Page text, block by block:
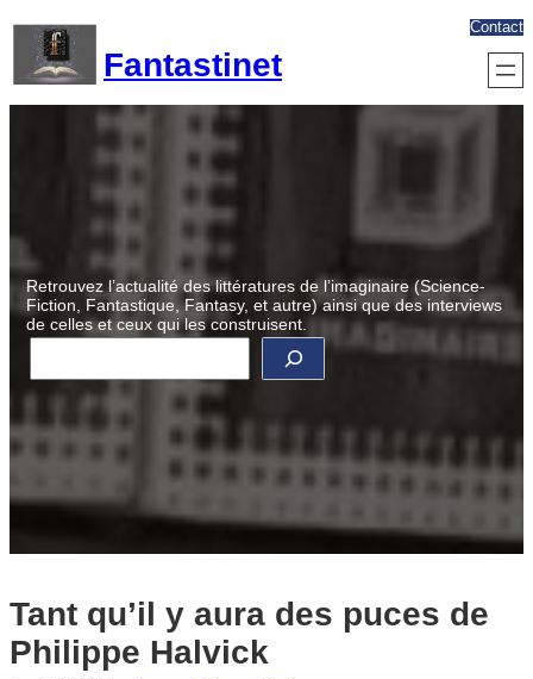
contenu
Fantastinet
Contact
Retrouvez l’actualité des littératures de l’imaginaire (Science-
Fiction, Fantastique, Fantasy, et autre) ainsi que des interviews
de celles et ceux qui les construisent.
R
c
h
e
Tant qu’il y aura des puces de
Philippe Halvick